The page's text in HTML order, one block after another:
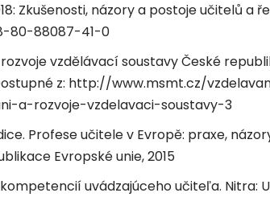
Zkušenosti, názory a postoje učitelů a
80-88087-41-0
vzdělávací soustavy České
z: http://www.msmt.cz/
a-rozvoje-vzdelavaci-soustavy-3
Profese učitele v Evropě: praxe,
Evropské unie, 2015
kompetencií uvádzajúceho učiteľa. Nitra: